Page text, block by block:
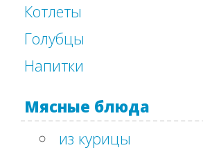
Котлеты
Голубцы
Напитки
Мясные блюда
из курицы